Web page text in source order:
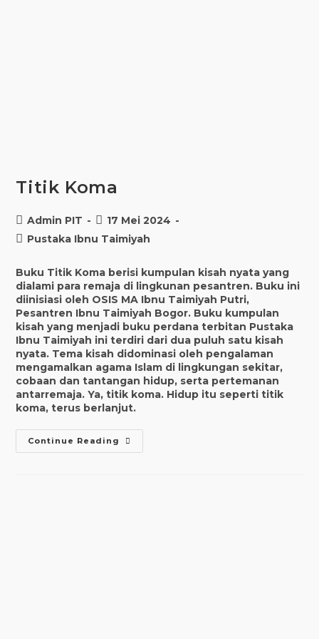
Titik Koma
Post
author:
Admin PIT
Post
published:
17 Mei 2024
PostPustaka Ibnu Taimiyah
Buku Titik Koma berisi kumpulan kisah nyata yang
dialami para remaja di lingkunan pesantren. Buku ini
diinisiasi oleh OSIS MA Ibnu Taimiyah Putri,
Pesantren Ibnu Taimiyah Bogor. Buku kumpulan
kisah yang menjadi buku perdana terbitan Pustaka
Ibnu Taimiyah ini terdiri dari dua puluh satu kisah
nyata. Tema kisah didominasi oleh pengalaman
mengamalkan agama Islam di lingkungan sekitar,
cobaan dan tantangan hidup, serta pertemanan
antarremaja. Ya, titik koma. Hidup itu seperti titik
koma, terus berlanjut.
Continue Reading Titik
Koma